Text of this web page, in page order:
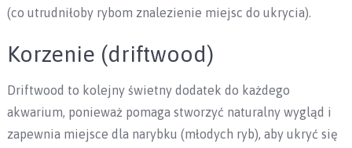
(co utrudniłoby rybom znalezienie miejsc do ukrycia).
Korzenie (driftwood)
Driftwood to kolejny świetny dodatek do każdego
akwarium, ponieważ pomaga stworzyć naturalny wygląd i
zapewnia miejsce dla narybku (młodych ryb), aby ukryć się